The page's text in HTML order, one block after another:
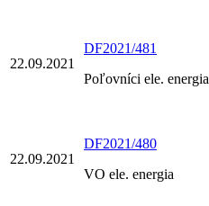
22.09.2021
DF2021/481
Poľovníci ele. energia
22.09.2021
DF2021/480
VO ele. energia